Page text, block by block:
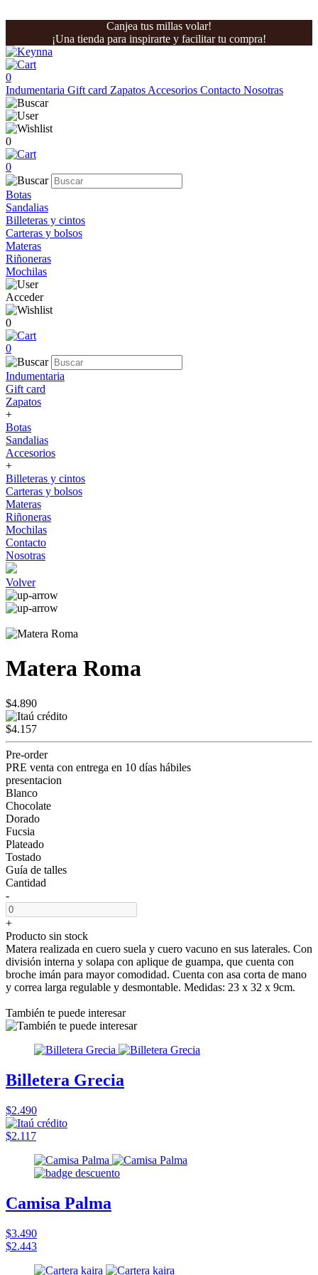
Canjea tus millas volar!
¡Una tienda para inspirarte y facilitar tu compra!
0
Indumentaria Gift card Zapatos Accesorios Contacto Nosotras
0
0
Botas
Sandalias
Billeteras y cintos
Carteras y bolsos
Materas
Riñoneras
Mochilas
Acceder
0
0
Indumentaria
Gift card
Zapatos
+
Botas
Sandalias
Accesorios
+
Billeteras y cintos
Carteras y bolsos
Materas
Riñoneras
Mochilas
Contacto
Nosotras
Volver
Matera Roma
$4.890
$4.157
Pre-order
PRE venta con entrega en 10 días hábiles
presentacion
Blanco
Chocolate
Dorado
Fucsia
Plateado
Tostado
Guía de talles
Cantidad
-
+
Producto sin stock
Matera realizada en cuero suela y cuero vacuno en sus laterales. Con
división interna y solapa con aplique de guampa, que cuenta con
broche imán para mayor comodidad. Cuenta con asa corta de mano
y correa larga regulable y desmontable. Medidas: 23 x 32 x 9cm.
También te puede interesar
Billetera Grecia
$2.490
$2.117
Camisa Palma
$3.490
$2.443